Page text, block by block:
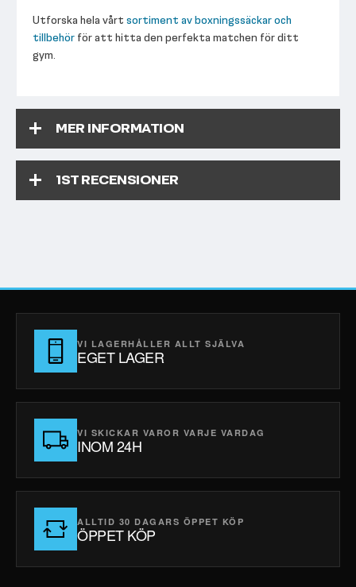
Utforska hela vårt sortiment av boxningssäckar och
tillbehör för att hitta den perfekta matchen för ditt
gym.
MER INFORMATION
1ST RECENSIONER
VI LAGERHÅLLER ALLT SJÄLVA
EGET LAGER
VI SKICKAR VAROR VARJE VARDAG
INOM 24H
ALLTID 30 DAGARS ÖPPET KÖP
ÖPPET KÖP